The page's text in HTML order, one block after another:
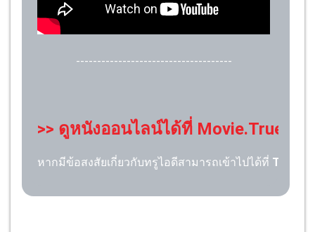
-------------------------------------
>> ดูหนังออนไลน์ได้ที่ Movie.TrueID
หากมีข้อสงสัยเกี่ยวกับทรูไอดีสามารถเข้าไปได้ที่ TrueID